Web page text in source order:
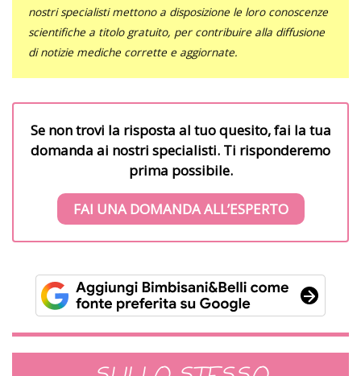
nostri specialisti mettono a disposizione le loro conoscenze
scientifiche a titolo gratuito, per contribuire alla diffusione
di notizie mediche corrette e aggiornate.
Se non trovi la risposta al tuo quesito, fai la tua
domanda ai nostri specialisti. Ti risponderemo
prima possibile.
FAI UNA DOMANDA ALL’ESPERTO